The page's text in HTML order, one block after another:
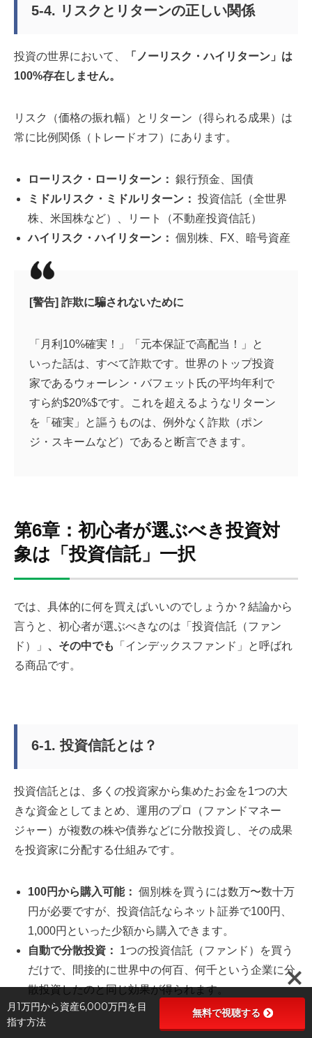
5-4. リスクとリターンの正しい関係
投資の世界において、
「ノーリスク・ハイリターン」は
100%存在しません。
リスク（価格の振れ幅）とリターン（得られる成果）は
常に比例関係（トレードオフ）にあります。
ローリスク・ローリターン： 銀行預金、国債
ミドルリスク・ミドルリターン： 投資信託（全世界
株、米国株など）、リート（不動産投資信託）
ハイリスク・ハイリターン： 個別株、FX、暗号資産
[警告] 詐欺に騙されないために
「月利10%確実！」「元本保証で高配当！」と
いった話は、すべて詐欺です。世界のトップ投資
家であるウォーレン・バフェット氏の平均年利で
すら約$20%$です。これを超えるようなリターン
を「確実」と謳うものは、例外なく詐欺（ポン
ジ・スキームなど）であると断言できます。
第6章：初心者が選ぶべき投資対
象は「投資信託」一択
では、具体的に何を買えばいいのでしょうか？結論から
言うと、初心者が選ぶべきなのは「投資信託（ファン
ド）」 、その中でも
「インデックスファンド」と呼ばれ
る商品です。
6-1. 投資信託とは？
投資信託とは、多くの投資家から集めたお金を1つの大
きな資金としてまとめ、運用のプロ（ファンドマネー
ジャー）が複数の株や債券などに分散投資し、その成果
を投資家に分配する仕組みです。
100円から購入可能： 個別株を買うには数万〜数十万
円が必要ですが、投資信託ならネット証券で100円、
1,000円といった少額から購入できます。
自動で分散投資：
1つの投資信託（ファンド）を買う
だけで、間接的に世界中の何百、何千という企業に分
散投資したのと同じ効果が得られます。
月1万円から資産6,000万円を目
指す方法
無料で視聴する